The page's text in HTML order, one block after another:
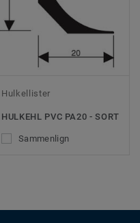
Hulkellister
HULKEHL PVC PA20 - SORT
Sammenlign